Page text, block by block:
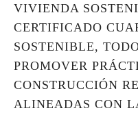
VIVIENDA
CERTIFICADO
SOSTENIBLE,
PROMOVER
CONSTRUCCIÓN
ALINEADAS CON